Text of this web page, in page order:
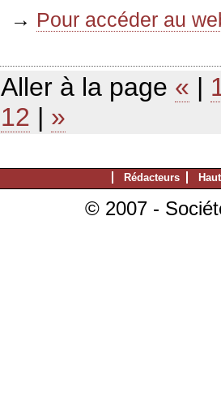
→ Pour accéder au
Aller à la page « |
12 | »
Rédacteurs
© 2007 -